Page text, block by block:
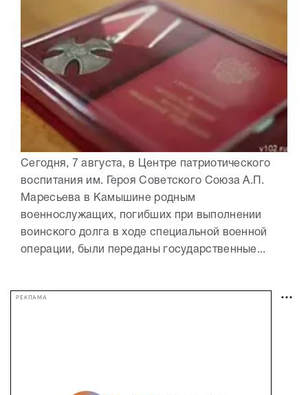
Сегодня, 7 августа, в Центре патриотического
воспитания им. Героя Советского Союза А.П.
Маресьева в Камышине родным
военнослужащих, погибших при выполнении
воинского долга в ходе специальной военной
операции, были переданы государственные...
РЕКЛАМА